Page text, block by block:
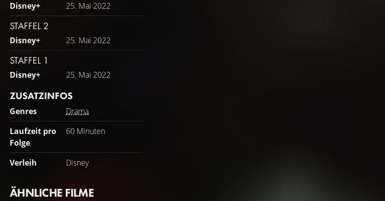
Disney+ 25. Mai 2022
STAFFEL 2
Disney+ 25. Mai 2022
STAFFEL 1
Disney+ 25. Mai 2022
ZUSATZINFOS
Genres
Drama
Laufzeit pro
Folge
60 Minuten
Verleih Disney
ÄHNLICHE FILME